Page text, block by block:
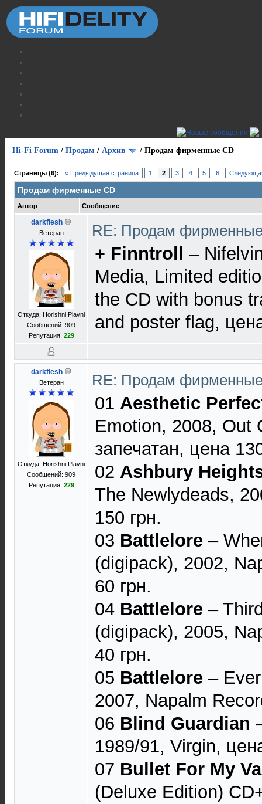
Hi-Fi Forum / Продам / Архив / Продам фирменные CD
Страницы (6): « Предыдущая страница 1 2 3 4 5 6
Продам фирменные CD
Автор Сообщение
darkflesh
Ветеран
Откуда: Horishni Plavni
Сообщений: 909
Репутация: 229
RE: Продам
+ Finntroll
‎–
Media, Limited
the CD with bonus
and poster flag,
darkflesh
Ветеран
Откуда: Horishni Plavni
Сообщений: 909
Репутация: 229
RE: Продам
01 Aesthetic
Emotion, 2008, Out
запечатан, цена
02 Ashbury
The Newlydeads,
150 грн.
03 Battlelore ‎–
(digipack), 2002,
60 грн.
04 Battlelore ‎–
(digipack), 2005,
40 грн.
05 Battlelore ‎–
2007, Napalm
06 Blind Guardian
1989/91, Virgin,
07 Bullet For My
(Deluxe Edition)